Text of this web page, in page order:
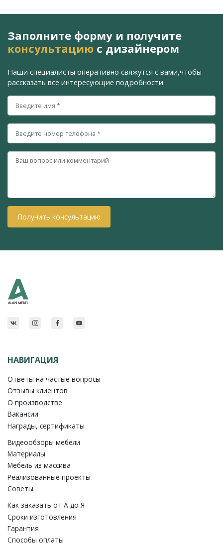
Заполните форму и получите
консультацию с дизайнером
Наши специалисты оперативно свяжутся с вами,чтобы
рассказать все интересующие подробности.
Получить консультацию
НАВИГАЦИЯ
Ответы на частые вопросы
Отзывы клиентов
О производстве
Вакансии
Награды, сертификаты
Видеообзоры мебели
Материалы
Мебель из массива
Реализованные проекты
Советы
Как заказать от A до Я
Сроки изготовления
Гарантия
Способы оплаты